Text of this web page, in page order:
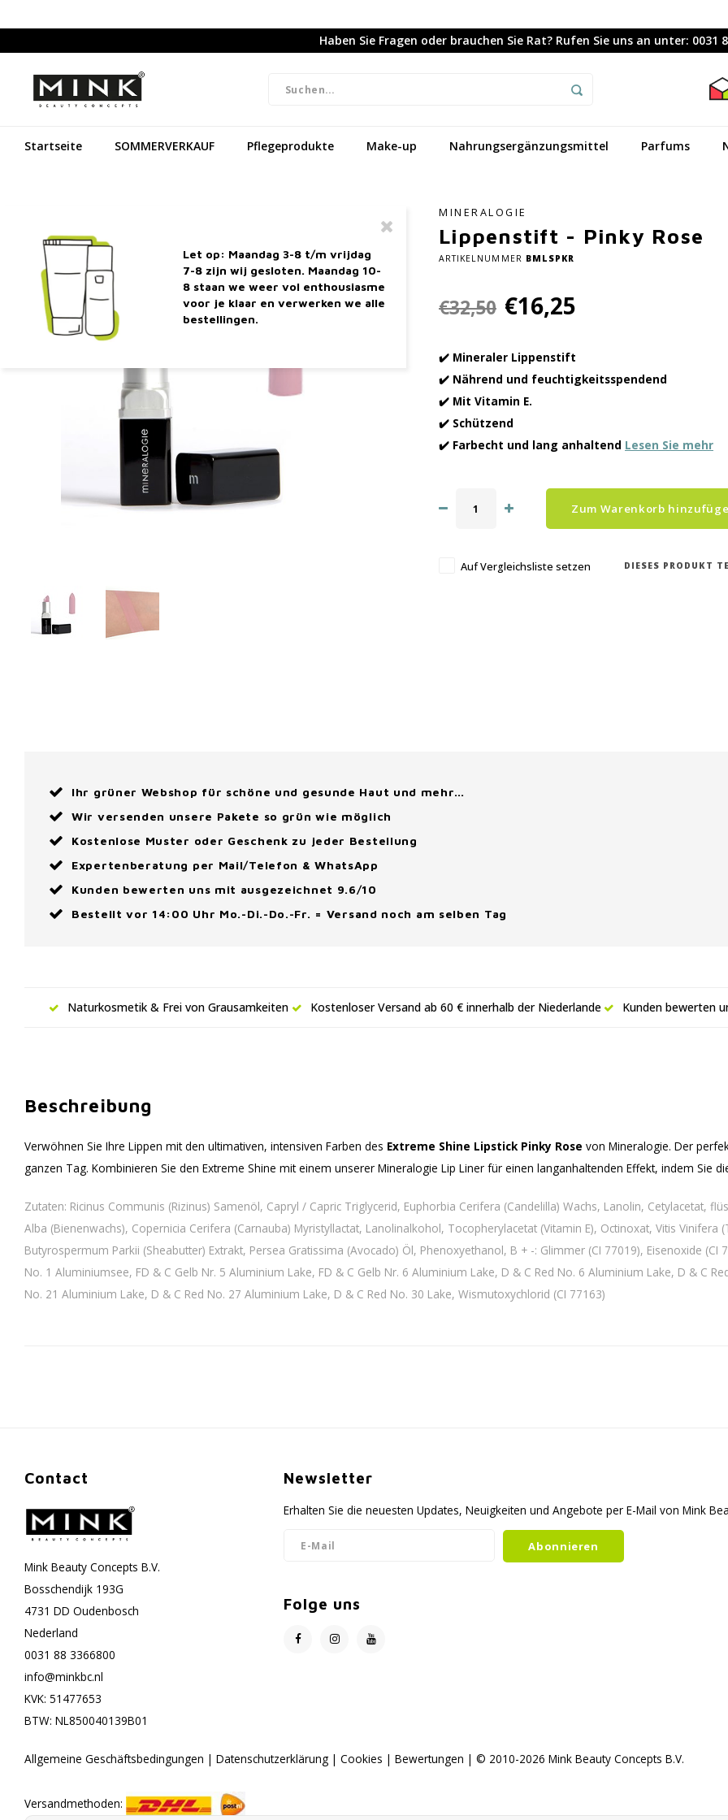
Haben Sie Fragen oder brauchen Sie Rat? Rufen Sie uns an unter: 0031
Startseite SOMMERVERKAUF Pflegeprodukte Make-up Nahrungsergänzungsmittel Parfums
Let op: Maandag 3-8 t/m vrijdag
7-8 zijn wij gesloten. Maandag 10-
8 staan we weer vol enthousiasme
voor je klaar en verwerken we alle
bestellingen.
MINERALOGIE
Lippenstift - Pinky Rose
ARTIKELNUMMER BMLSPKR
€32,50 €16,25
✔️ Mineraler Lippenstift
✔️ Nährend und feuchtigkeitsspendend
✔️ Mit Vitamin E.
✔️ Schützend
✔️ Farbecht und lang anhaltend Lesen Sie mehr
Zum Warenkorb
Auf Vergleichsliste setzen DIESES PRODUKT
Ihr grüner Webshop für schöne und gesunde Haut und mehr…
Wir versenden unsere Pakete so grün wie möglich
Kostenlose Muster oder Geschenk zu jeder Bestellung
Expertenberatung per Mail/Telefon & WhatsApp
Kunden bewerten uns mit ausgezeichnet 9.6/10
Bestellt vor 14:00 Uhr Mo.-Di.-Do.-Fr. = Versand noch am selben Tag
Naturkosmetik & Frei von Grausamkeiten Kostenloser Versand ab 60 € innerhalb der Niederlande Kunden bewerten
Beschreibung
Verwöhnen Sie Ihre Lippen mit den ultimativen, intensiven Farben des Extreme Shine Lipstick Pinky Rose von Mineralogie. Der
ganzen Tag. Kombinieren Sie den Extreme Shine mit einem unserer Mineralogie Lip Liner für einen langanhaltenden Effekt, indem Sie
Zutaten: Ricinus Communis (Rizinus) Samenöl, Capryl / Capric Triglycerid, Euphorbia Cerifera (Candelilla) Wachs, Lanolin, Cetylacetat,
Alba (Bienenwachs), Copernicia Cerifera (Carnauba) Myristyllactat, Lanolinalkohol, Tocopherylacetat (Vitamin E), Octinoxat, Vitis
Butyrospermum Parkii (Sheabutter) Extrakt, Persea Gratissima (Avocado) Öl, Phenoxyethanol, B + -: Glimmer (CI 77019), Eisenoxide (CI
No. 1 Aluminiumsee, FD & C Gelb Nr. 5 Aluminium Lake, FD & C Gelb Nr. 6 Aluminium Lake, D & C Red No. 6 Aluminium Lake, D & C
No. 21 Aluminium Lake, D & C Red No. 27 Aluminium Lake, D & C Red No. 30 Lake, Wismutoxychlorid (CI 77163)
Contact
Mink Beauty Concepts B.V.
Bosschendijk 193G
4731 DD Oudenbosch
Nederland
0031 88 3366800
info@minkbc.nl
KVK: 51477653
BTW: NL850040139B01
Newsletter
Erhalten Sie die neuesten Updates, Neuigkeiten und Angebote per E-Mail von Mink
Abonnieren
Folge uns
Allgemeine Geschäftsbedingungen | Datenschutzerklärung | Cookies | Bewertungen | © 2010-2026 Mink Beauty Concepts B.V.
Versandmethoden: